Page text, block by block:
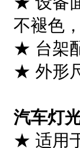
不褪色
★ 台架
★ 外形
汽车灯
★ 适用